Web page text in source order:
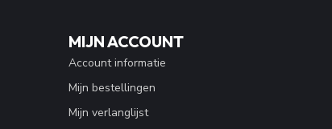
MIJN ACCOUNT
Account informatie
Mijn bestellingen
Mijn verlanglijst